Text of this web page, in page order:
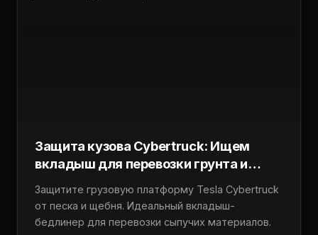
Защита кузова Cybertruck: Ищем
вкладыш для перевозки грунта и
Защитите грузовую платформу Tesla Cybertruck
от песка и щебня. Идеальный вкладыш-
бедлинер для перевозки сыпучих материалов.